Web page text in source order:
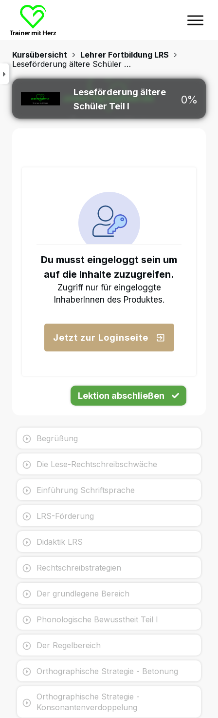
Kursübersicht
Lehrer Fortbildung LRS
Leseförderung ältere Schüler Teil I
Leseförderung ältere
Schüler Teil I
0%
Du musst eingeloggt sein um
auf die Inhalte zuzugreifen.
Zugriff nur für eingeloggte
InhaberInnen des Produktes.
Jetzt zur Loginseite
Lektion abschließen
Begrüßung
Die Lese-Rechtschreibschwäche
Einführung Schriftsprache
LRS-Förderung
Didaktik LRS
Rechtschreibstrategien
Der grundlegene Bereich
Phonologische Bewusstheit Teil I
Der Regelbereich
Orthographische Strategie - Betonung
Orthographische Strategie -
Konsonantenverdoppelung